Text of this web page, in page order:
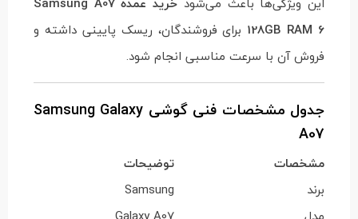
128GB RAM 6 برای فروشندگان، ریسک پایینی داشته و
فروش آن با سرعت مناسبی انجام شود.
جدول مشخصات فنی گوشی Samsung Galaxy
A07
مشخصات
توضیحات
برند
Samsung